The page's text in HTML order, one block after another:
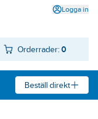
Logga in
Orderrader: 0
Beställ direkt